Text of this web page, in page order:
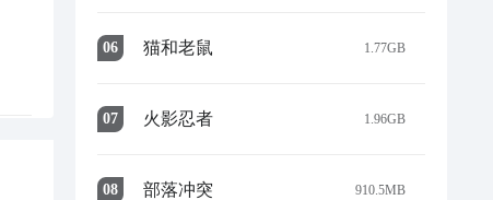
06 猫和老鼠 1.77GB
07 火影忍者 1.96GB
08 部落冲突 910.5MB